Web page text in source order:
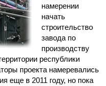
намерении
начать
строительство
завода по
производству
республики
проекта намеревались
еще в 2011 году, но пока